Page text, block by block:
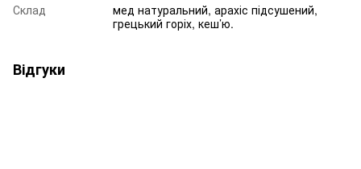
Склад
мед натуральний, арахіс підсушений,
грецький горіх, кеш’ю.
Відгуки